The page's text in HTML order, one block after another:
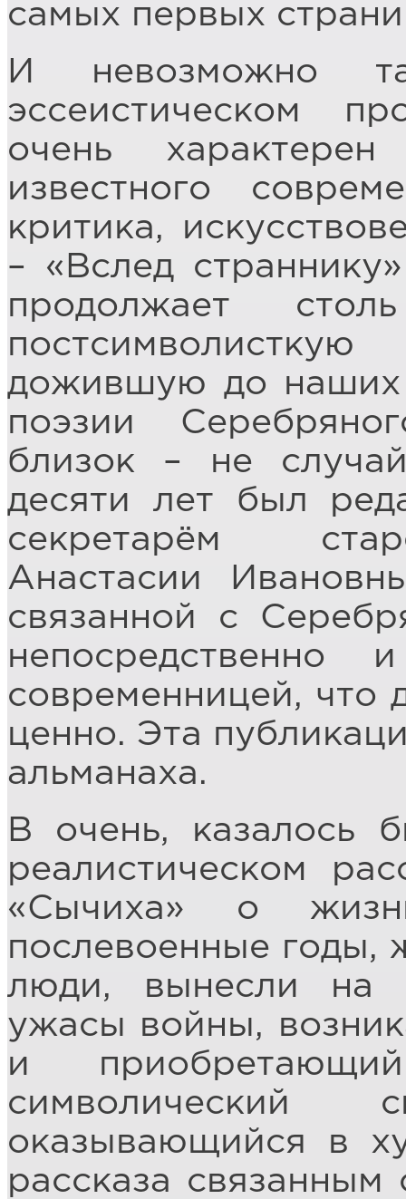
самых первых
И невозможно
эссеистическом
очень
известного
критика,
– «Вслед
продолжает
дожившую до наших
поэзии
близок – не
десяти лет был
секретарём
Анастасии
связанной с
современницей, что
ценно. Эта
альманаха.
В очень, казалось
реалистическом
«Сычиха» о
послевоенные годы,
люди, вынесли на
ужасы войны,
и
оказывающийся в
рассказа